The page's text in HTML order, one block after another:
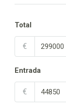
Total
€
Entrada
€